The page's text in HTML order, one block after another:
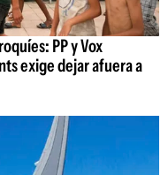
PP y Vox
exige dejar afuera a